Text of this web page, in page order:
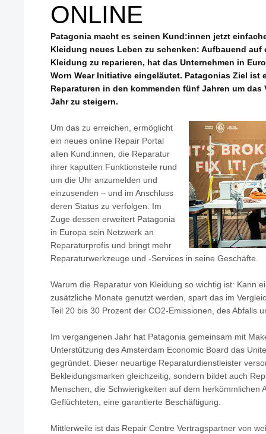
ONLINE
Patagonia macht es seinen Kund:innen jetzt
Kleidung neues Leben zu schenken: Aufbauend
Kleidung zu reparieren, hat das Unternehmen in
Worn Wear Initiative eingeläutet. Patagonias Ziel ist
Reparaturen in den kommenden fünf Jahren um das
Jahr zu steigern.
Um das zu erreichen, ermöglicht
ein neues online Repair Portal
allen Kund:innen, die Reparatur
ihrer kaputten Funktionsteile rund
um die Uhr anzumelden und
einzusenden – und im Anschluss
deren Status zu verfolgen. Im
Zuge dessen erweitert Patagonia
in Europa sein Netzwerk an
Reparaturprofis und bringt mehr
Reparaturwerkzeuge und -Services in seine Geschäfte.
Warum die Reparatur von Kleidung so wichtig ist: Kann
zusätzliche Monate genutzt werden, spart das im
Teil 20 bis 30 Prozent der CO2-Emissionen, des Abfalls
Im vergangenen Jahr hat Patagonia gemeinsam mit
Unterstützung des Amsterdam Economic Board das
gegründet. Dieser neuartige Reparaturdienstleister
Bekleidungsmarken gleichzeitig, sondern bildet auch
Menschen, die Schwierigkeiten auf dem herkömmlichen
Geflüchteten, eine garantierte Beschäftigung.
Mittlerweile ist das Repair Centre Vertragspartner von